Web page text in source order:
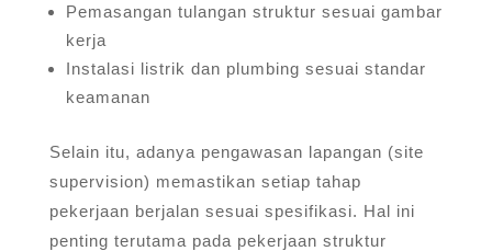
Pemasangan tulangan struktur sesuai gambar
kerja
Instalasi listrik dan plumbing sesuai standar
keamanan
Selain itu, adanya pengawasan lapangan (site
supervision) memastikan setiap tahap
pekerjaan berjalan sesuai spesifikasi. Hal ini
penting terutama pada pekerjaan struktur